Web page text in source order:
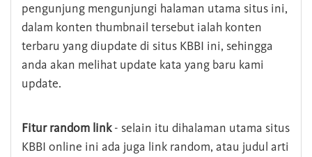
pengunjung mengunjungi halaman utama situs ini,
dalam konten thumbnail tersebut ialah konten
terbaru yang diupdate di situs KBBI ini, sehingga
anda akan melihat update kata yang baru kami
update.
Fitur random link- selain itu dihalaman utama situs
KBBI online ini ada juga link random, atau judul arti